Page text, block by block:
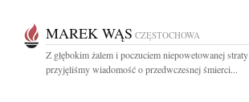
MAREK WĄS CZĘSTOCHOWA
Z głębokim żalem i poczuciem niepowetowanej straty
przyjęliśmy wiadomość o przedwczesnej śmierci...